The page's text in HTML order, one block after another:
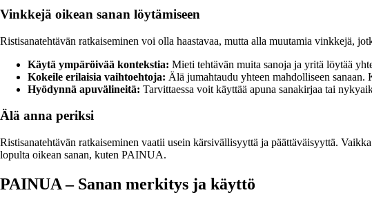
Vinkkejä oikean sanan löytämiseen
Ristisanatehtävän ratkaiseminen voi olla haastavaa, mutta alla muutamia vinkkejä,
Käytä ympäröivää kontekstia: Mieti tehtävän muita sanoja ja yritä löytää
Kokeile erilaisia vaihtoehtoja: Älä jumahtaudu yhteen mahdolliseen
Hyödynnä apuvälineitä: Tarvittaessa voit käyttää apuna sanakirjaa tai
Älä anna periksi
Ristisanatehtävän ratkaiseminen vaatii usein kärsivällisyyttä ja päättäväisyyttä.
lopulta oikean sanan, kuten PAINUA.
PAINUA – Sanan merkitys ja käyttö